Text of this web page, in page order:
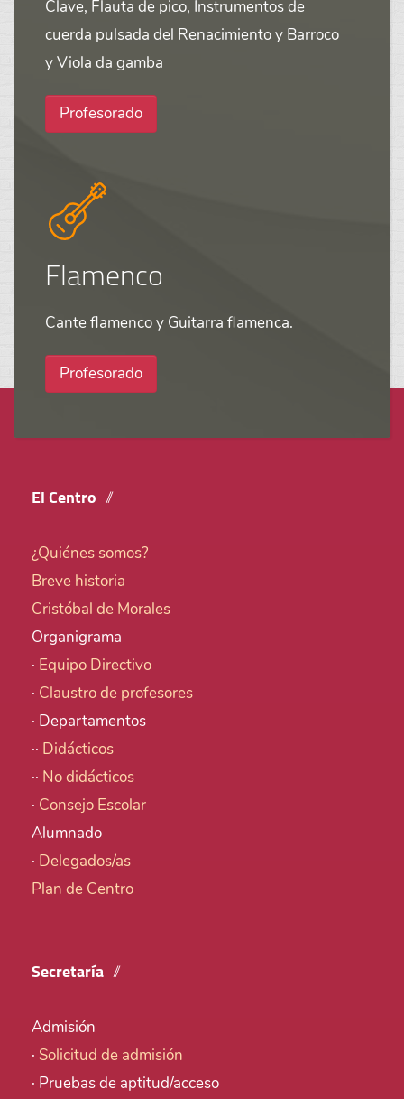
Clave, Flauta de pico, Instrumentos de
cuerda pulsada del Renacimiento y Barroco
y Viola da gamba
Profesorado
Flamenco
Cante flamenco y Guitarra flamenca.
Profesorado
El Centro
¿Quiénes somos?
Breve historia
Cristóbal de Morales
Organigrama
· Equipo Directivo
· Claustro de profesores
· Departamentos
·· Didácticos
·· No didácticos
· Consejo Escolar
Alumnado
· Delegados/as
Plan de Centro
Secretaría
Admisión
· Solicitud de admisión
· Pruebas de aptitud/acceso